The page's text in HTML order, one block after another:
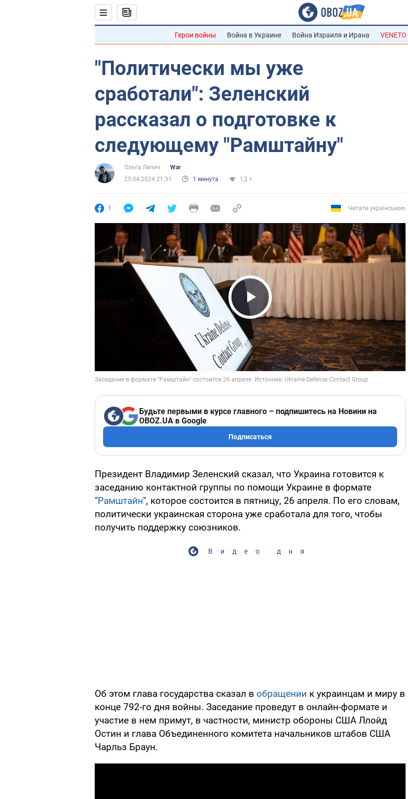
Герои войны Война в Украине Война Израиля и Ирана VENETO
"Политически мы уже
сработали": Зеленский
рассказал о подготовке к
следующему "Рамштайну"
Ольга Липич
War
25.04.2024 21:31
1 минута 1,2 т.
1 Читати українською
Play Video
Будьте первыми в курсе главного – подпишитесь на Новини на
OBOZ.UA в Google
Подписаться
Президент Владимир Зеленский сказал, что Украина готовится к
заседанию контактной группы по помощи Украине в формате
"Рамштайн", которое состоится в пятницу, 26 апреля. По его словам,
политически украинская сторона уже сработала для того, чтобы
получить поддержку союзников.
Видео дня
Об этом глава государства сказал в обращении к украинцам и миру в
конце 792-го дня войны. Заседание проведут в онлайн-формате и
участие в нем примут, в частности, министр обороны США Ллойд
Остин и глава Объединенного комитета начальников штабов США
Чарльз Браун.